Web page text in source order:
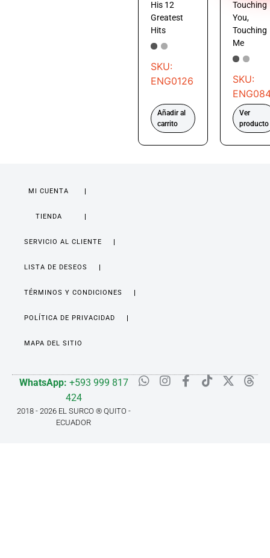
His 12
Greatest
Hits
SKU:
ENG0126
Añadir al
carrito
Touching
You,
Touching
Me
SKU:
Ver
producto
MI CUENTA
TIENDA
SERVICIO AL CLIENTE
LISTA DE DESEOS
TÉRMINOS Y CONDICIONES
POLÍTICA DE PRIVACIDAD
MAPA DEL SITIO
WhatsApp: +593 999 817
424
2018 - 2026 EL SURCO ® QUITO -
ECUADOR